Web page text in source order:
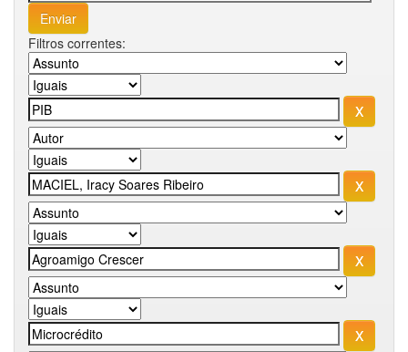
Filtros correntes: